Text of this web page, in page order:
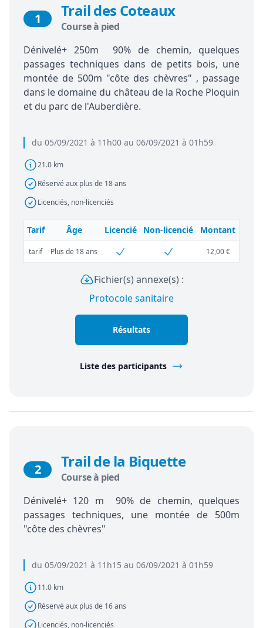
du 05/09/2021 à 11h00 au 06/09/2021 à 01h59
21.0 km
Réservé aux plus de 18 ans
Licenciés, non-licenciés
1 Trail des Coteaux
Course à pied
Dénivelé+ 250m 90% de chemin, quelques
passages techniques dans de petits bois, une
montée de 500m "côte des chèvres" , passage
dans le domaine du château de la Roche Ploquin
et du parc de l'Auberdière.
Tarif Âge Licencié Non-licencié Montant
tarif Plus de 18 ans 12,00 €
Fichier(s) annexe(s) :
Protocole sanitaire
Résultats
Liste des participants
du 05/09/2021 à 11h15 au 06/09/2021 à 01h59
11.0 km
Réservé aux plus de 16 ans
Licenciés, non-licenciés
2 Trail de la Biquette
Course à pied
Dénivelé+ 120 m 90% de chemin, quelques
passages techniques, une montée de 500m
"côte des chèvres"